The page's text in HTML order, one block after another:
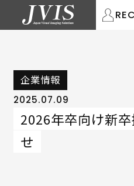
企業情報
2025.07.09
2026年卒向け新
せ